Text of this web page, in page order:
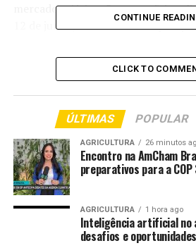
mercado asiático. O evento foi
12 de junho, no centro de
material divulgado, a iniciativa foi
Ministério da Agricultura e
com o Ministério das Relações
De acordo com as informações
compradores, importadores,
representantes da indústria de
diversos países. No espaço
apresentaram produtos apontados
como com potencial de expansão
internacional.
CONTINUE
CLICK TO
ÚLTIMAS POPULAR
AGRICULTURA 26 minutos
Encontro na AmCham
preparativos para a COP
AGRICULTURA 1 hora ago
Inteligência artificial no
desafios e oportunidades